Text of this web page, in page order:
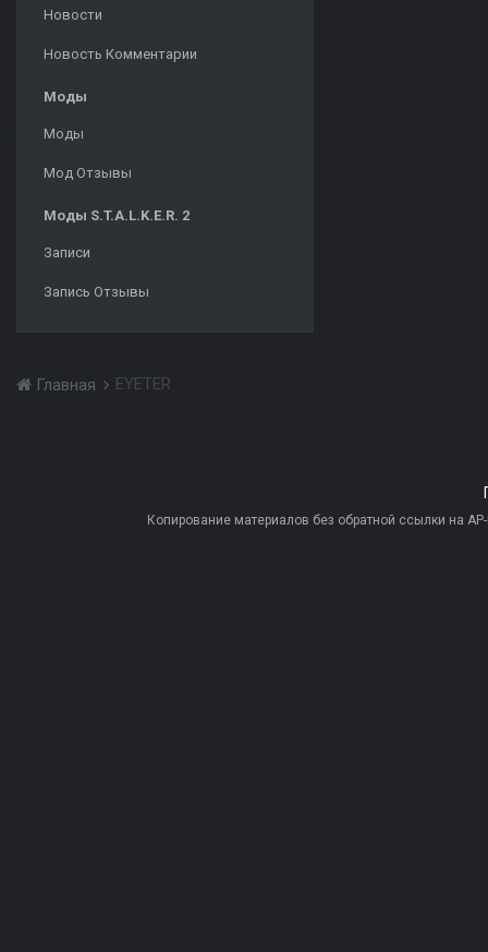
Новости
Новость Комментарии
Моды
Моды
Мод Отзывы
Моды S.T.A.L.K.E.R. 2
Записи
Запись Отзывы
Главная EYETER
Копирование материалов без обратной ссылки на